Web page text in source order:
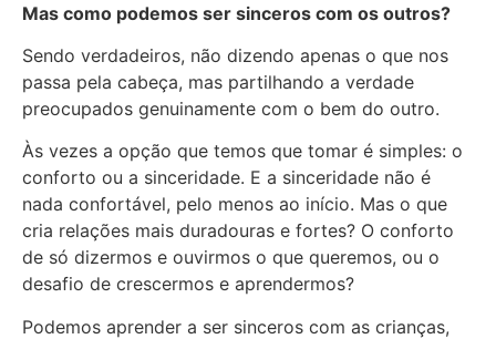
Mas como podemos ser sinceros com os outros?
Sendo verdadeiros, não dizendo apenas o que nos
passa pela cabeça, mas partilhando a verdade
preocupados genuinamente com o bem do outro.
Às vezes a opção que temos que tomar é simples: o
conforto ou a sinceridade. E a sinceridade não é
nada confortável, pelo menos ao início. Mas o que
cria relações mais duradouras e fortes? O conforto
de só dizermos e ouvirmos o que queremos, ou o
desafio de crescermos e aprendermos?
Podemos aprender a ser sinceros com as crianças,